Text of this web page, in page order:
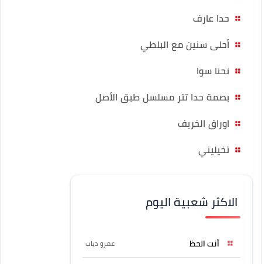
حدا عارف
أحلى سنين مع البلطي
نحنا سوا
بصمة حدا تتر مسلسل طبق الأصل
اوراق الخريف
تخيليني
الاكثر شعبية اليوم
أنت الحظ عمرو دياب